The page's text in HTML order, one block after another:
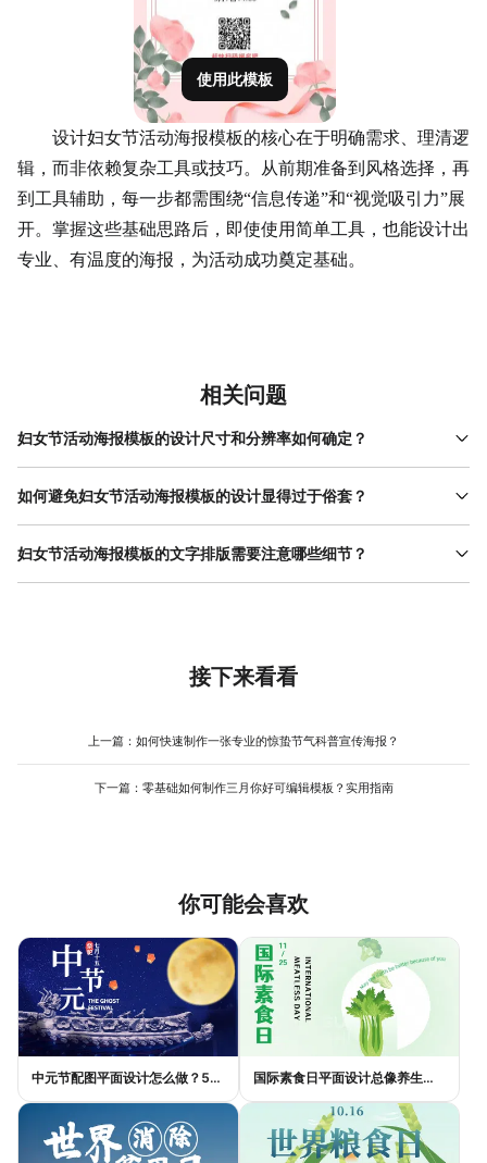
使用此模板
设计妇女节活动海报模板的核心在于明确需求、理清逻
辑，而非依赖复杂工具或技巧。从前期准备到风格选择，再
到工具辅助，每一步都需围绕“信息传递”和“视觉吸引力”展
开。掌握这些基础思路后，即使使用简单工具，也能设计出
专业、有温度的海报，为活动成功奠定基础。
相关问题
妇女节活动海报模板的设计尺寸和分辨率如何确定？
设计尺寸需根据投放场景选择：线下张贴的海报建议使用
A2（420mm×594mm）或A1（594mm×841mm）尺寸，分辨率
72dpi即可，既能保证清晰度又能减少文件体积。若不确定具体尺
如何避免妇女节活动海报模板的设计显得过于俗套？
避免俗套的关键是跳出传统符号的束缚，结合活动主题创新元素。
例如，不局限于粉色、花朵等常见元素，可尝试用抽象线条、几何
妇女节活动海报模板的文字排版需要注意哪些细节？
文字排版需兼顾易读性和美观性。首先，标题字号需比正文大2-3
字，浅色背景用黑色或 深灰色 文字，避免使用低对比度组合（如浅
粉+白色）。最后，段落结构需清晰，核心信息（如活动时间、地
若对排版不熟悉，可在美图设计室（www.designkit.cn）的模板中
合新手快速完成专业排版。
接下来看看
上一篇： 如何快速制作一张专业的惊蛰节气科普宣传海报？
下一篇： 零基础如何制作三月你好可编辑模板？实用指南
你可能会喜欢
中元节配图平面设计怎么做？5种风格模板轻松搞定节日氛围 国际素食日平面设计总像养生广告？三个思路让它变酷